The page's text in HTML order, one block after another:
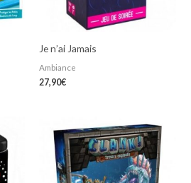
Je n’ai Jamais
Ambiance
27,90€